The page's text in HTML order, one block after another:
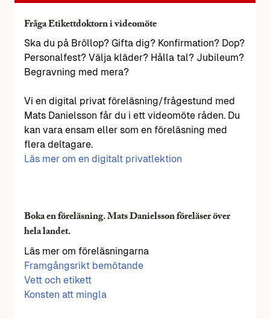
Fråga Etikettdoktorn i videomöte
Ska du på Bröllop? Gifta dig? Konfirmation? Dop?
Personalfest? Välja kläder? Hålla tal? Jubileum?
Begravning med mera?
Vi en digital privat föreläsning/frågestund med
Mats Danielsson får du i ett videomöte råden. Du
kan vara ensam eller som en föreläsning med
flera deltagare.
Läs mer om en digitalt privatlektion
Boka en föreläsning. Mats Danielsson föreläser över
hela landet.
Läs mer om föreläsningarna
Framgångsrikt bemötande
Vett och etikett
Konsten att mingla